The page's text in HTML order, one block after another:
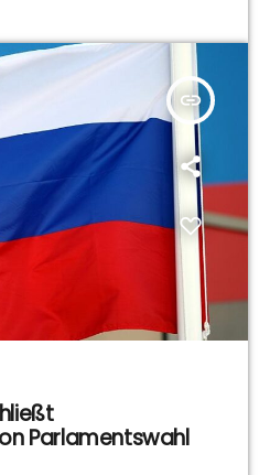
insert_link
Parlamentswahl